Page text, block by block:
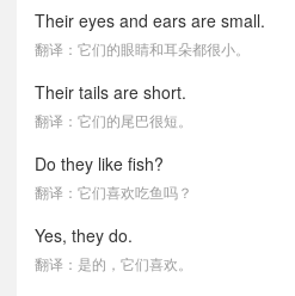
Their eyes and ears are small.
翻译：它们的眼睛和耳朵都很小。
Their tails are short.
翻译：它们的尾巴很短。
Do they like fish?
翻译：它们喜欢吃鱼吗？
Yes, they do.
翻译：是的，它们喜欢。